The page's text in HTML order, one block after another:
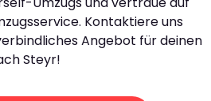
Kontaktiere uns
Angebot für deinen
Steyr!